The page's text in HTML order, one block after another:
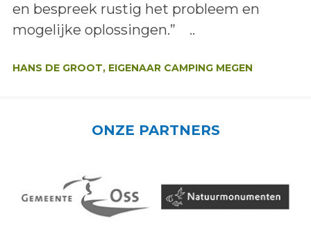
en bespreek rustig het probleem en
mogelijke oplossingen.” ..
HANS DE GROOT, EIGENAAR CAMPING MEGEN
ONZE PARTNERS